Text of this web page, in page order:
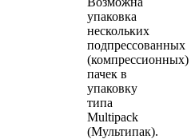
упаковка
нескольких
подпрессованных
(компрессионных)
пачек в
упаковку
типа
Multipack
(Мультипак).